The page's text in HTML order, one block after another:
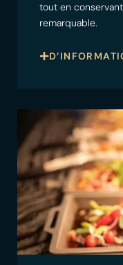
tout en
remarquable.